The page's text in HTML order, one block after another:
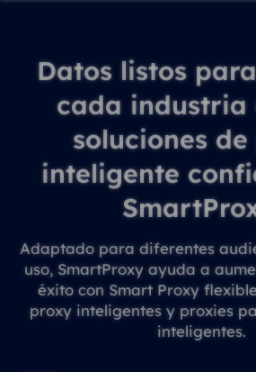
Datos listos
cada industria
soluciones
inteligente
Adaptado para diferentes
uso, SmartProxy ayuda a
éxito con Smart Proxy
proxy inteligentes y proxies
inteligentes.